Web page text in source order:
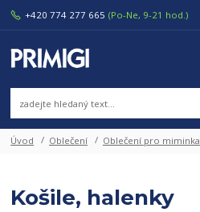
+420 774 277 665 (Po-Ne, 9-21 hod.)
Úvod Oblečení Oblečení pro miminka
Košile, halenky